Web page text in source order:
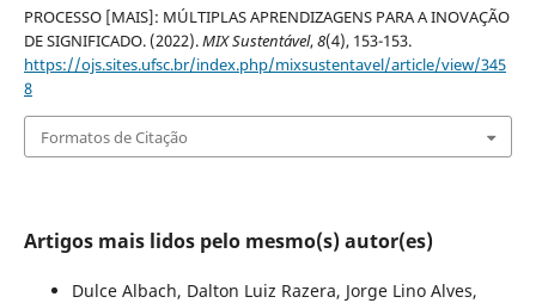
PROCESSO [MAIS]: MÚLTIPLAS APRENDIZAGENS PARA A INOVAÇÃO
DE SIGNIFICADO. (2022).MIX Sustentável,8(4), 153-153.
https://ojs.sites.ufsc.br/index.php/mixsustentavel/article/view/345
8
Formatos de Citação
Artigos mais lidos pelo mesmo(s) autor(es)
Dulce Albach, Dalton Luiz Razera, Jorge Lino Alves,